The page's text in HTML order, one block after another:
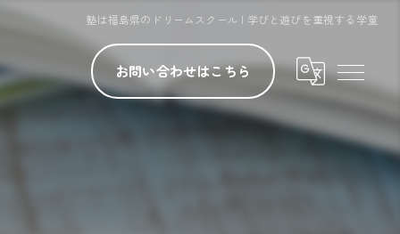
塾は福島県のドリームスクール | 学びと遊びを重視する学童
お問い合わせはこちら